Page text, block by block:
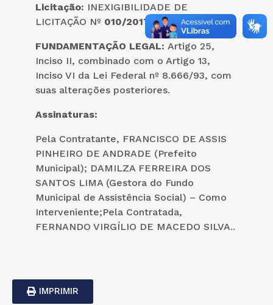
Licitação: INEXIGIBILIDADE DE
LICITAÇÃO Nº 010/2017
FUNDAMENTAÇÃO LEGAL: Artigo 25,
Inciso II, combinado com o Artigo 13,
Inciso VI da Lei Federal nº 8.666/93, com
suas alterações posteriores.
Assinaturas:
Pela Contratante, FRANCISCO DE ASSIS
PINHEIRO DE ANDRADE (Prefeito
Municipal); DAMILZA FERREIRA DOS
SANTOS LIMA (Gestora do Fundo
Municipal de Assistência Social) – Como
Interveniente;Pela Contratada,
FERNANDO VIRGÍLIO DE MACEDO SILVA..
IMPRIMIR